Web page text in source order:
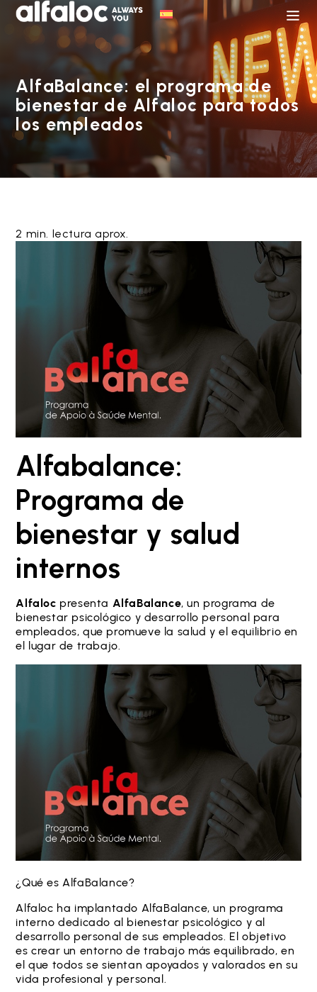
AlfaBalance: el programa de
bienestar de Alfaloc para todos
los empleados
2 min. lectura aprox.
Alfabalance:
Programa de
bienestar y salud
internos
Alfaloc presenta AlfaBalance, un programa de
bienestar psicológico y desarrollo personal para
empleados, que promueve la salud y el equilibrio en
el lugar de trabajo.
¿Qué es AlfaBalance?
Alfaloc ha implantado AlfaBalance, un programa
interno dedicado al bienestar psicológico y al
desarrollo personal de sus empleados. El objetivo
es crear un entorno de trabajo más equilibrado, en
el que todos se sientan apoyados y valorados en su
vida profesional y personal.